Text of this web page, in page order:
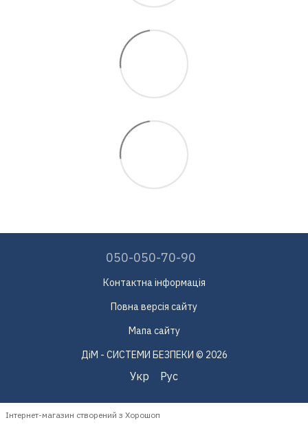
050-050-70-90
Контактна інформація
Повна версія сайту
Мапа сайту
ДіМ - СИСТЕМИ БЕЗПЕКИ © 2026
Укр Рус
Інтернет-магазин створений з Хорошоп